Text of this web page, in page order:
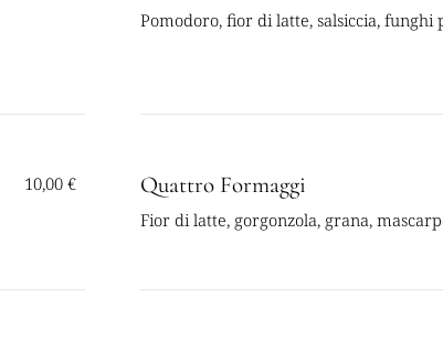
Pomodoro, fior di latte, salsiccia, funghi
10,00 € Quattro Formaggi
Fior di latte, gorgonzola, grana,